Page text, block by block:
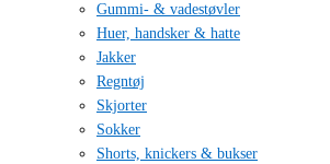
Gummi- & vadestøvler
Huer, handsker & hatte
Jakker
Regntøj
Skjorter
Sokker
Shorts, knickers & bukser